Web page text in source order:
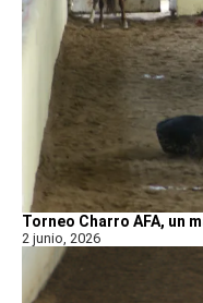
Torneo Charro AFA, un
2 junio, 2026